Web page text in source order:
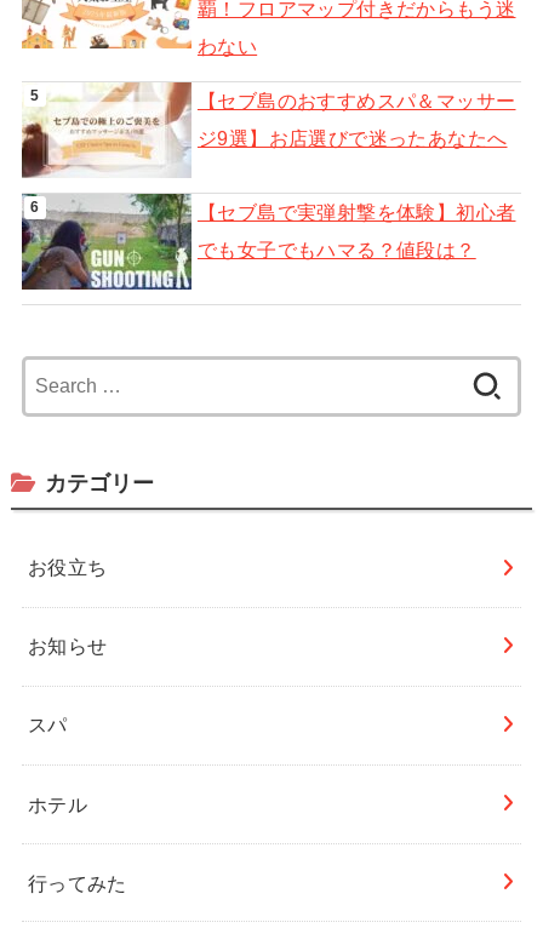
覇！フロアマップ付きだからもう迷
わない
【セブ島のおすすめスパ＆マッサー
ジ9選】お店選びで迷ったあなたへ
【セブ島で実弾射撃を体験】初心者
でも女子でもハマる？値段は？
for:
カテゴリー
お役立ち
お知らせ
スパ
ホテル
行ってみた